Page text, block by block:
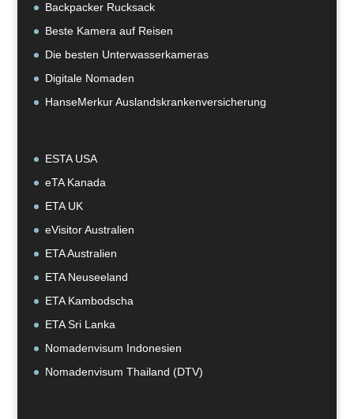
Backpacker Rucksack
Beste Kamera auf Reisen
Die besten Unterwasserkameras
Digitale Nomaden
HanseMerkur Auslandskrankenversicherung
ESTA USA
eTA Kanada
ETA UK
eVisitor Australien
ETA Australien
ETA Neuseeland
ETA Kambodscha
ETA Sri Lanka
Nomadenvisum Indonesien
Nomadenvisum Thailand (DTV)